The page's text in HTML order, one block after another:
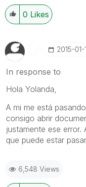
0 Likes
‎2015-01-
In response to
Hola Yolanda,
A mi me está
consigo abrir
justamente ese error.
que puede estar
6,548 Views